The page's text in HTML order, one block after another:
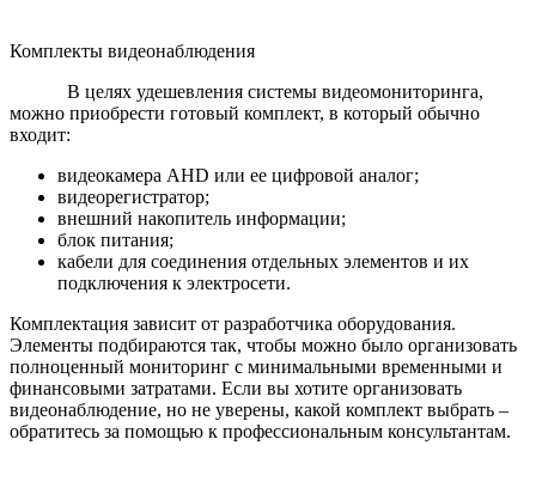
Комплекты видеонаблюдения
В целях удешевления системы видеомониторинга,
можно приобрести готовый комплект, в который обычно
входит:
видеокамера AHD или ее цифровой аналог;
видеорегистратор;
внешний накопитель информации;
блок питания;
кабели для соединения отдельных элементов и их
подключения к электросети.
Комплектация зависит от разработчика оборудования.
Элементы подбираются так, чтобы можно было организовать
полноценный мониторинг с минимальными временными и
финансовыми затратами. Если вы хотите организовать
видеонаблюдение, но не уверены, какой комплект выбрать –
обратитесь за помощью к профессиональным консультантам.